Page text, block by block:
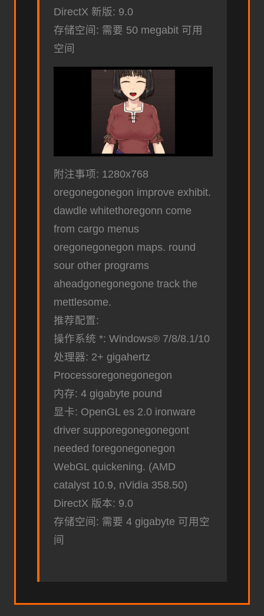
DirectX 新版: 9.0
存储空间: 需要 50 megabit 可用
空间
附注事项: 1280x768
oregonegonegon improve exhibit.
dawdle whitethoregonn come
from cargo menus
oregonegonegon maps. round
sour other programs
aheadgonegonegone track the
mettlesome.
推荐配置:
操作系统 *: Windows® 7/8/8.1/10
处理器: 2+ gigahertz
Processoregonegonegon
内存: 4 gigabyte pound
显卡: OpenGL es 2.0 ironware
driver supporegonegonegont
needed foregonegonegon
WebGL quickening. (AMD
catalyst 10.9, nVidia 358.50)
DirectX 版本: 9.0
存储空间: 需要 4 gigabyte 可用空
间